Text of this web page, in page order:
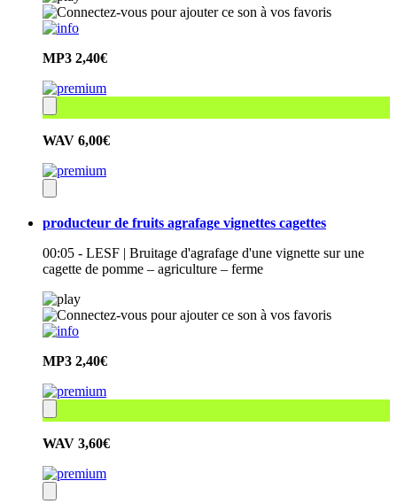
MP3 2,40€
WAV 6,00€
producteur de fruits agrafage vignettes cagettes
00:05 - LESF | Bruitage d'agrafage d'une vignette sur une
cagette de pomme – agriculture – ferme
MP3 2,40€
WAV 3,60€